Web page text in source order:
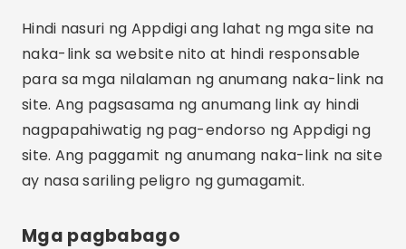
Hindi nasuri ng Appdigi ang lahat ng mga site na
naka-link sa website nito at hindi responsable
para sa mga nilalaman ng anumang naka-link na
site. Ang pagsasama ng anumang link ay hindi
nagpapahiwatig ng pag-endorso ng Appdigi ng
site. Ang paggamit ng anumang naka-link na site
ay nasa sariling peligro ng gumagamit.
Mga pagbabago